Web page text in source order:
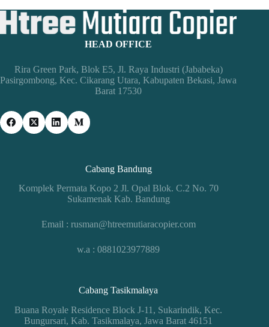
HEAD OFFICE
Rira Green Park, Blok E5, Jl. Raya Industri (Jababeka)
Pasirgombong, Kec. Cikarang Utara, Kabupaten Bekasi, Jawa
Barat 17530
Cabang Bandung
Komplek Permata Kopo 2 Jl. Opal Blok. C.2 No. 70
Sukamenak Kab. Bandung
Email : rusman@htreemutiaracopier.com
w.a : 0881023977889
Cabang Tasikmalaya
Buana Royale Residence Block J-11, Sukarindik, Kec.
Bungursari, Kab. Tasikmalaya, Jawa Barat 46151